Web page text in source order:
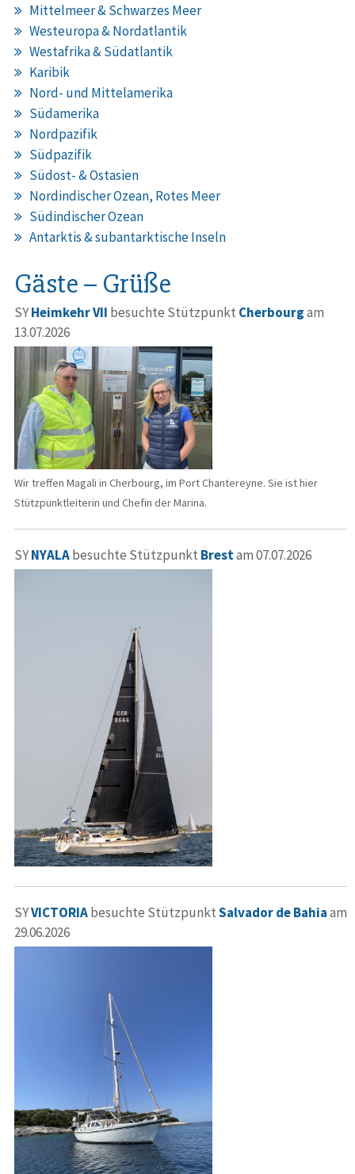
Mittelmeer & Schwarzes Meer
Westeuropa & Nordatlantik
Westafrika & Südatlantik
Karibik
Nord- und Mittelamerika
Südamerika
Nordpazifik
Südpazifik
Südost- & Ostasien
Nordindischer Ozean, Rotes Meer
Südindischer Ozean
Antarktis & subantarktische Inseln
Gäste – Grüße
SYHeimkehr VII besuchte Stützpunkt Cherbourgam
13.07.2026
Wir treffen Magali in Cherbourg, im Port Chantereyne. Sie ist hier
Stützpunktleiterin und Chefin der Marina.
SYNYALAbesuchte Stützpunkt Brestam 07.07.2026
SYVICTORIAbesuchte StützpunktSalvador de Bahiaam
29.06.2026